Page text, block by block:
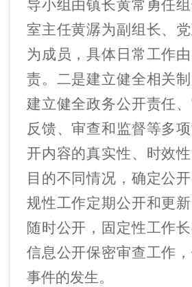
导小组由镇长黄常勇任
室主任黄潺为副组长、
为成员，具体日常工作
责。二是建立健全相关
建立健全政务公开责任、
反馈、审查和监督等多
开内容的真实性、时效
目的不同情况，确定公
规性工作定期公开和更
随时公开，固定性工作
信息公开保密审查工作
事件的发生。